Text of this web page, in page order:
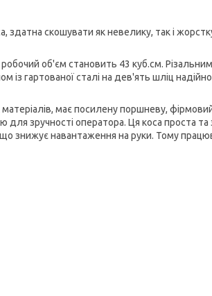
здатна скошувати як невелику, так і
об'єм становить 43 куб.см.
із гартованої сталі на дев'ять шліц
матеріалів, має посилену поршневу,
зручності оператора. Ця коса проста та
знижує навантаження на руки. Тому